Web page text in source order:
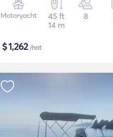
Motoryacht
45 ft
14 m
8
$1,262/nat